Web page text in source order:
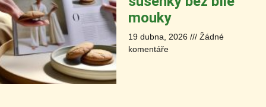
mouky
19 dubna, 2026
Žádné
komentáře